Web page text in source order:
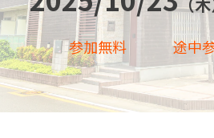
参加無料 途中